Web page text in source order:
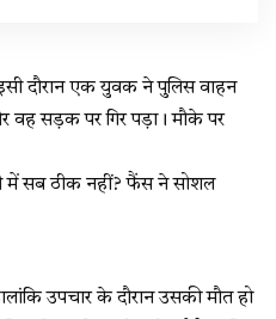
इसी दौरान एक युवक ने पुलिस वाहन
सड़क पर गिर पड़ा। मौके पर
सब ठीक नहीं? फैंस ने सोशल
उपचार के दौरान उसकी मौत हो